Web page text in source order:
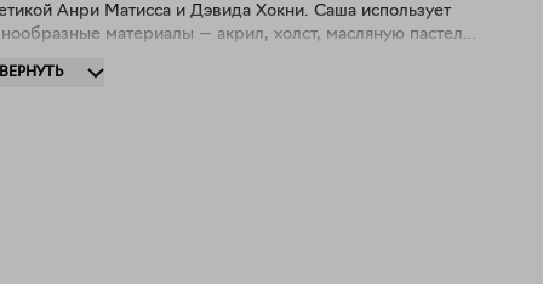
Анри Матисса и Дэвида Хокни. Саша использует
материалы — акрил, холст, масляную пастель,
привлекают внимание своей энергией. Ее работы